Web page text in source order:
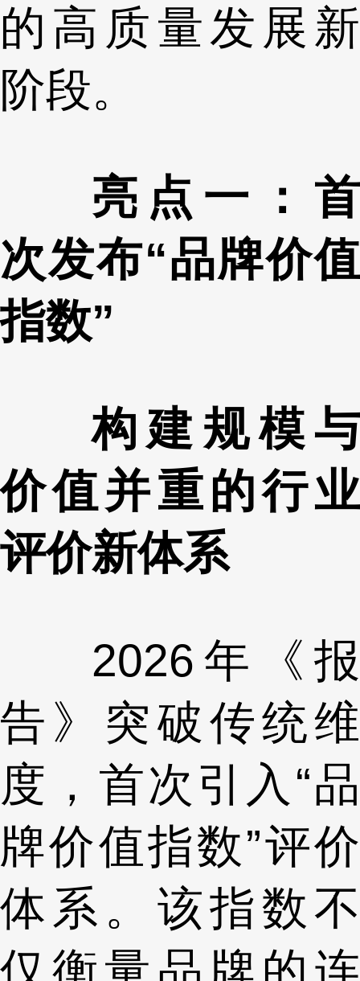
的高质量发展新
阶段。
亮点一：首
次发布“品牌价值
指数”
构建规模与
价值并重的行业
评价新体系
2026年《报
告》突破传统维
度，首次引入“品
牌价值指数”评价
体系。该指数不
仅衡量品牌的连